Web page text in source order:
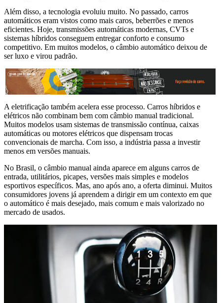
Além disso, a tecnologia evoluiu muito. No passado, carros
automáticos eram vistos como mais caros, beberrões e menos
eficientes. Hoje, transmissões automáticas modernas, CVTs e
sistemas híbridos conseguem entregar conforto e consumo
competitivo. Em muitos modelos, o câmbio automático deixou de
ser luxo e virou padrão.
A eletrificação também acelera esse processo. Carros híbridos e
elétricos não combinam bem com câmbio manual tradicional.
Muitos modelos usam sistemas de transmissão contínua, caixas
automáticas ou motores elétricos que dispensam trocas
convencionais de marcha. Com isso, a indústria passa a investir
menos em versões manuais.
No Brasil, o câmbio manual ainda aparece em alguns carros de
entrada, utilitários, picapes, versões mais simples e modelos
esportivos específicos. Mas, ano após ano, a oferta diminui. Muitos
consumidores jovens já aprendem a dirigir em um contexto em que
o automático é mais desejado, mais comum e mais valorizado no
mercado de usados.